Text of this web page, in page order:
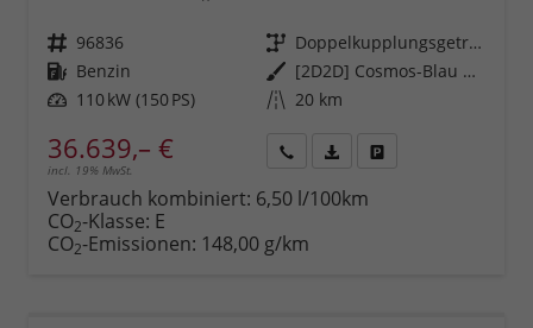
Fahrzeugnr. 96836 Getriebe
Doppelkupplungsgetriebe (DSG)
Kraftstoff Benzin Außenfarbe
[2D2D] Cosmos-Blau Metallic
Leistung 110 kW (150 PS) Kilometerstand 20 km
36.639,– €
incl. 19% MwSt.
anfordern
Datei,
Verbrauch kombiniert: 6,50 l/100km
CO2-Klasse: E
CO2-Emissionen: 148,00 g/km